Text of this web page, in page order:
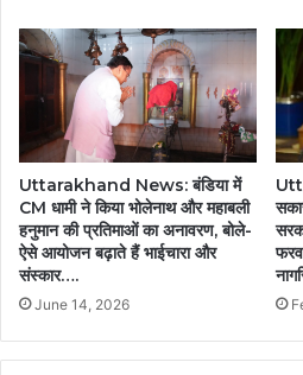
Uttarakhand News: बंडिया में
CM धामी ने किया भोलेनाथ और महाबली
हनुमान की प्रतिमाओं का अनावरण, बोले-
ऐसे आयोजन बढ़ाते हैं भाईचारा और
संस्कार….
June 14, 2026